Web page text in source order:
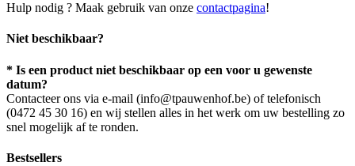
Hulp nodig ? Maak gebruik van onze contactpagina!
Niet beschikbaar?
* Is een product niet beschikbaar op een voor u gewenste
datum?
Contacteer ons via e-mail (info@tpauwenhof.be) of telefonisch
(0472 45 30 16) en wij stellen alles in het werk om uw bestelling zo
snel mogelijk af te ronden.
Bestsellers